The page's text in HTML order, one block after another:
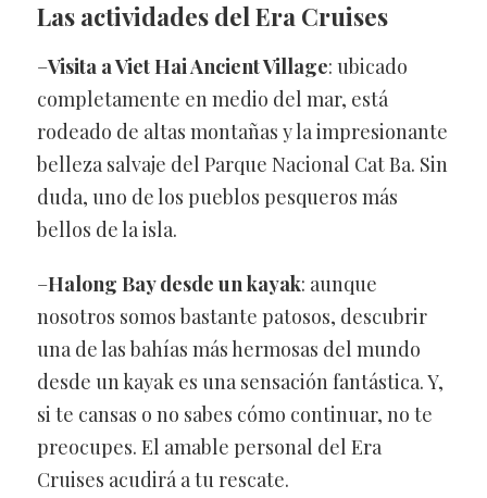
Las actividades del Era Cruises
–Visita a Viet Hai Ancient Village: ubicado
completamente en medio del mar, está
rodeado de altas montañas y la impresionante
belleza salvaje del Parque Nacional Cat Ba. Sin
duda, uno de los pueblos pesqueros más
bellos de la isla.
–Halong Bay desde un kayak: aunque
nosotros somos bastante patosos, descubrir
una de las bahías más hermosas del mundo
desde un kayak es una sensación fantástica. Y,
si te cansas o no sabes cómo continuar, no te
preocupes. El amable personal del Era
Cruises acudirá a tu rescate.